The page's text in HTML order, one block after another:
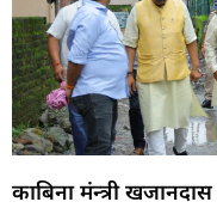
काबिना मंन्त्री